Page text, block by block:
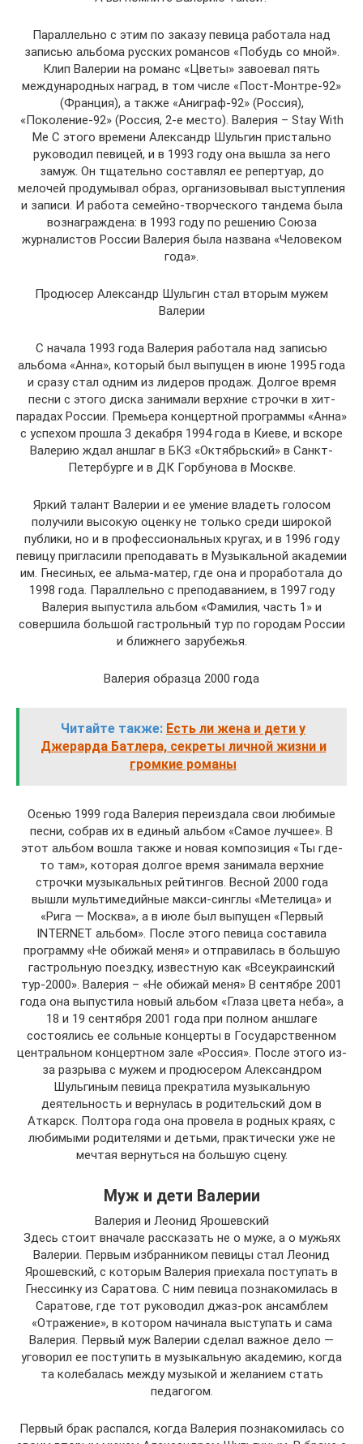
Параллельно с этим по заказу певица работала над
записью альбома русских романсов «Побудь со мной».
Клип Валерии на романс «Цветы» завоевал пять
международных наград, в том числе «Пост-Mонтpe-92»
(Франция), а также «Аниграф-92» (Россия),
«Поколение-92» (Россия, 2-е место). Валерия – Stay With
Me С этого времени Александр Шульгин пристально
руководил певицей, и в 1993 году она вышла за него
замуж. Он тщательно составлял ее репертуар, до
мелочей продумывал образ, организовывал выступления
и записи. И работа семейно-творческого тандема была
вознаграждена: в 1993 году по решению Союза
журналистов России Валерия была названа «Человеком
года».
Продюсер Александр Шульгин стал вторым мужем
Валерии
С начала 1993 года Валерия работала над записью
альбома «Анна», который был выпущен в июне 1995 года
и сразу стал одним из лидеров продаж. Долгое время
песни с этого диска занимали верхние строчки в хит-
парадах России. Премьера концертной программы «Анна»
с успехом прошла 3 декабря 1994 года в Киеве, и вскоре
Валерию ждал аншлаг в БКЗ «Октябрьский» в Санкт-
Петербурге и в ДК Горбунова в Москве.
Яркий талант Валерии и ее умение владеть голосом
получили высокую оценку не только среди широкой
публики, но и в профессиональных кругах, и в 1996 году
певицу пригласили преподавать в Музыкальной академии
им. Гнесиных, ее альма-матер, где она и проработала до
1998 года. Параллельно с преподаванием, в 1997 году
Валерия выпустила альбом «Фамилия, часть 1» и
совершила большой гастрольный тур по городам России
и ближнего зарубежья.
Валерия образца 2000 года
Читайте также: Есть ли жена и дети у
Джерарда Батлера, секреты личной жизни и
громкие романы
Осенью 1999 года Валерия переиздала свои любимые
песни, собрав их в единый альбом «Самое лучшее». В
этот альбом вошла также и новая композиция «Ты где-
то там», которая долгое время занимала верхние
строчки музыкальных рейтингов. Весной 2000 года
вышли мультимедийные макси-синглы «Метелица» и
«Рига — Москва», а в июле был выпущен «Первый
INTERNET альбом». После этого певица составила
программу «Не обижай меня» и отправилась в большую
гастрольную поездку, известную как «Всеукраинский
тур-2000». Валерия – «Не обижай меня» В сентябре 2001
года она выпустила новый альбом «Глаза цвета неба», а
18 и 19 сентября 2001 года при полном аншлаге
состоялись ее сольные концерты в Государственном
центральном концертном зале «Россия». После этого из-
за разрыва с мужем и продюсером Александром
Шульгиным певица прекратила музыкальную
деятельность и вернулась в родительский дом в
Аткарск. Полтора года она провела в родных краях, с
любимыми родителями и детьми, практически уже не
мечтая вернуться на большую сцену.
Муж и дети Валерии
Валерия и Леонид Ярошевский
Здесь стоит вначале рассказать не о муже, а о мужьях
Валерии. Первым избранником певицы стал Леонид
Ярошевский, с которым Валерия приехала поступать в
Гнессинку из Саратова. С ним певица познакомилась в
Саратове, где тот руководил джаз-рок ансамблем
«Отражение», в котором начинала выступать и сама
Валерия. Первый муж Валерии сделал важное дело —
уговорил ее поступить в музыкальную академию, когда
та колебалась между музыкой и желанием стать
педагогом.
Первый брак распался, когда Валерия познакомилась со